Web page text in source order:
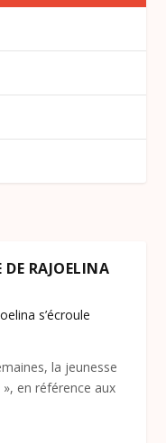
RAJOELINA
la jeunesse
en référence aux